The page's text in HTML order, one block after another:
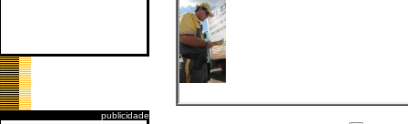
publicidade